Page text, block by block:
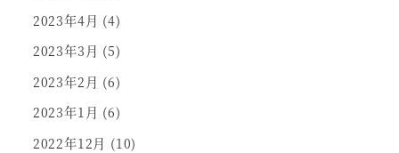
2023年4月 (4)
2023年3月 (5)
2023年2月 (6)
2023年1月 (6)
2022年12月 (10)